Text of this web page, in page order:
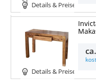
Details & Preise
Details & Preise
ca.